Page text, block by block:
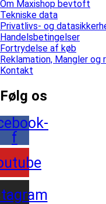
Om Maxishop bevtoft
Tekniske data
Privatlivs- og
Handelsbetingelser
Fortrydelse af køb
Reklamation, Mangler og
Kontakt
Følg os
f